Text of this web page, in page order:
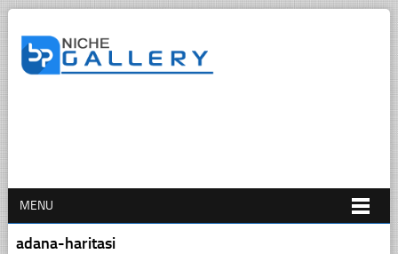
MENU
adana-haritasi